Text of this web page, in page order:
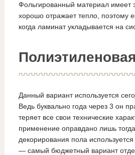
Фольгированный материал имеет
хорошо отражает тепло, поэтому
когда ламинат укладывается на
Данный вариант используется
Ведь буквально года через 3 он
теряет все свои технические
применение оправдано лишь
декорирования пола
— самый бюджетный вариант